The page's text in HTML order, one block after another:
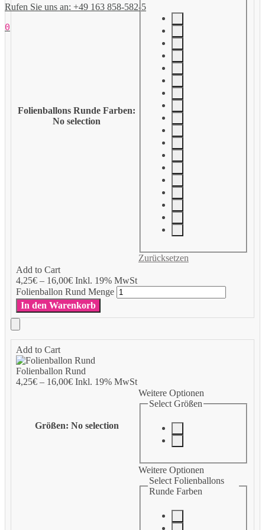
Rufen Sie uns an: +49 163 858-582-5
0
Add to Cart
4,25€– 16,00€Inkl. 19% MwSt
Folienballons Runde Farben:
No selection
Zurücksetzen
Folienballon Rund Menge
In den Warenkorb
Add to Cart
Folienballon Rund
4,25€– 16,00€Inkl. 19% MwSt
Größen: No selection
Weitere Optionen
Select Größen
Weitere Optionen
Select Folienballons
Runde Farben